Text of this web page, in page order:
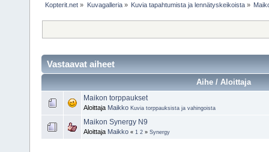
Kopterit.net » Kuvagalleria» Kuvia tapahtumista ja lennätyskeikoista»
Vastaavat aiheet
Aihe / Aloittaja
Maikon torppaukset
Aloittaja Maikko Kuvia torppauksista ja vahingoista
Maikon Synergy N9
Aloittaja Maikko « 1 2 » Synergy